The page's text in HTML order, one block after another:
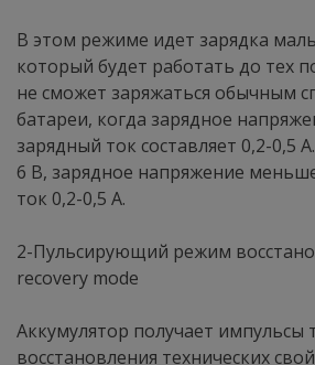
В этом режиме идет зарядка
который будет работать до тех
не сможет заряжаться обычным
батареи, когда зарядное
зарядный ток составляет 0,2-0,5
6 В, зарядное напряжение
ток 0,2-0,5 А.
2-Пульсирующий режим
recovery mode
Аккумулятор получает импульсы
восстановления технических